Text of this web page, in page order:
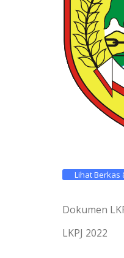
Lihat Berkas
Dokumen
LKPJ 2022